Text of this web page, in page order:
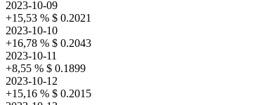
2023-10-09
+15,53 % $ 0.2021
2023-10-10
+16,78 % $ 0.2043
2023-10-11
+8,55 % $ 0.1899
2023-10-12
+15,16 % $ 0.2015